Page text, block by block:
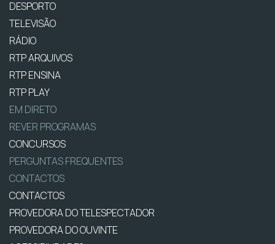
DESPORTO
TELEVISÃO
RÁDIO
RTP ARQUIVOS
RTP ENSINA
RTP PLAY
EM DIRETO
REVER PROGRAMAS
CONCURSOS
PERGUNTAS FREQUENTES
CONTACTOS
CONTACTOS
PROVEDORA DO TELESPECTADOR
PROVEDORA DO OUVINTE